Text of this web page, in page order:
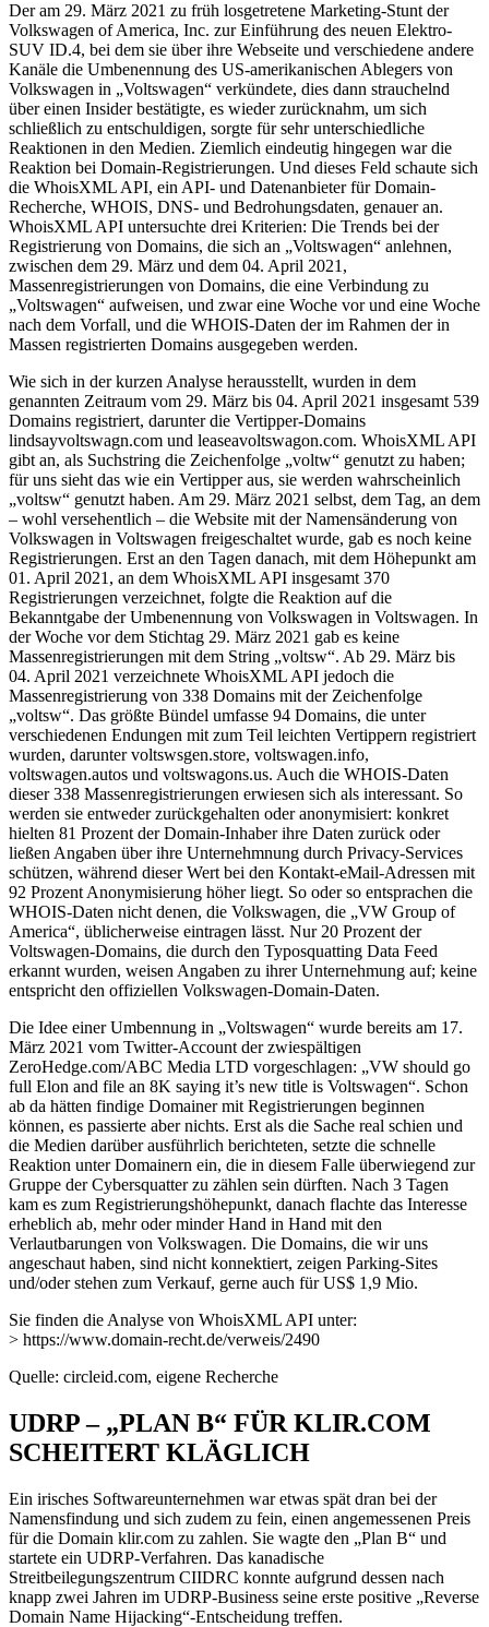
Der am 29. März 2021 zu früh losgetretene Marketing-Stunt der
Volkswagen of America, Inc. zur Einführung des neuen Elektro-
SUV ID.4, bei dem sie über ihre Webseite und verschiedene andere
Kanäle die Umbenennung des US-amerikanischen Ablegers von
Volkswagen in „Voltswagen“ verkündete, dies dann strauchelnd
über einen Insider bestätigte, es wieder zurücknahm, um sich
schließlich zu entschuldigen, sorgte für sehr unterschiedliche
Reaktionen in den Medien. Ziemlich eindeutig hingegen war die
Reaktion bei Domain-Registrierungen. Und dieses Feld schaute sich
die WhoisXML API, ein API- und Datenanbieter für Domain-
Recherche, WHOIS, DNS- und Bedrohungsdaten, genauer an.
WhoisXML API untersuchte drei Kriterien: Die Trends bei der
Registrierung von Domains, die sich an „Voltswagen“ anlehnen,
zwischen dem 29. März und dem 04. April 2021,
Massenregistrierungen von Domains, die eine Verbindung zu
„Voltswagen“ aufweisen, und zwar eine Woche vor und eine Woche
nach dem Vorfall, und die WHOIS-Daten der im Rahmen der in
Massen registrierten Domains ausgegeben werden.
Wie sich in der kurzen Analyse herausstellt, wurden in dem
genannten Zeitraum vom 29. März bis 04. April 2021 insgesamt 539
Domains registriert, darunter die Vertipper-Domains
lindsayvoltswagn.com und leaseavoltswagon.com. WhoisXML API
gibt an, als Suchstring die Zeichenfolge „voltw“ genutzt zu haben;
für uns sieht das wie ein Vertipper aus, sie werden wahrscheinlich
„voltsw“ genutzt haben. Am 29. März 2021 selbst, dem Tag, an dem
– wohl versehentlich – die Website mit der Namensänderung von
Volkswagen in Voltswagen freigeschaltet wurde, gab es noch keine
Registrierungen. Erst an den Tagen danach, mit dem Höhepunkt am
01. April 2021, an dem WhoisXML API insgesamt 370
Registrierungen verzeichnet, folgte die Reaktion auf die
Bekanntgabe der Umbenennung von Volkswagen in Voltswagen. In
der Woche vor dem Stichtag 29. März 2021 gab es keine
Massenregistrierungen mit dem String „voltsw“. Ab 29. März bis
04. April 2021 verzeichnete WhoisXML API jedoch die
Massenregistrierung von 338 Domains mit der Zeichenfolge
„voltsw“. Das größte Bündel umfasse 94 Domains, die unter
verschiedenen Endungen mit zum Teil leichten Vertippern registriert
wurden, darunter voltswsgen.store, voltswagen.info,
voltswagen.autos und voltswagons.us. Auch die WHOIS-Daten
dieser 338 Massenregistrierungen erwiesen sich als interessant. So
werden sie entweder zurückgehalten oder anonymisiert: konkret
hielten 81 Prozent der Domain-Inhaber ihre Daten zurück oder
ließen Angaben über ihre Unternehmnung durch Privacy-Services
schützen, während dieser Wert bei den Kontakt-eMail-Adressen mit
92 Prozent Anonymisierung höher liegt. So oder so entsprachen die
WHOIS-Daten nicht denen, die Volkswagen, die „VW Group of
America“, üblicherweise eintragen lässt. Nur 20 Prozent der
Voltswagen-Domains, die durch den Typosquatting Data Feed
erkannt wurden, weisen Angaben zu ihrer Unternehmung auf; keine
entspricht den offiziellen Volkswagen-Domain-Daten.
Die Idee einer Umbennung in „Voltswagen“ wurde bereits am 17.
März 2021 vom Twitter-Account der zwiespältigen
ZeroHedge.com/ABC Media LTD vorgeschlagen: „VW should go
full Elon and file an 8K saying it’s new title is Voltswagen“. Schon
ab da hätten findige Domainer mit Registrierungen beginnen
können, es passierte aber nichts. Erst als die Sache real schien und
die Medien darüber ausführlich berichteten, setzte die schnelle
Reaktion unter Domainern ein, die in diesem Falle überwiegend zur
Gruppe der Cybersquatter zu zählen sein dürften. Nach 3 Tagen
kam es zum Registrierungshöhepunkt, danach flachte das Interesse
erheblich ab, mehr oder minder Hand in Hand mit den
Verlautbarungen von Volkswagen. Die Domains, die wir uns
angeschaut haben, sind nicht konnektiert, zeigen Parking-Sites
und/oder stehen zum Verkauf, gerne auch für US$ 1,9 Mio.
Sie finden die Analyse von WhoisXML API unter:
> https://www.domain-recht.de/verweis/2490
Quelle: circleid.com, eigene Recherche
UDRP – „PLAN B“ FÜR KLIR.COM
SCHEITERT KLÄGLICH
Ein irisches Softwareunternehmen war etwas spät dran bei der
Namensfindung und sich zudem zu fein, einen angemessenen Preis
für die Domain klir.com zu zahlen. Sie wagte den „Plan B“ und
startete ein UDRP-Verfahren. Das kanadische
Streitbeilegungszentrum CIIDRC konnte aufgrund dessen nach
knapp zwei Jahren im UDRP-Business seine erste positive „Reverse
Domain Name Hijacking“-Entscheidung treffen.